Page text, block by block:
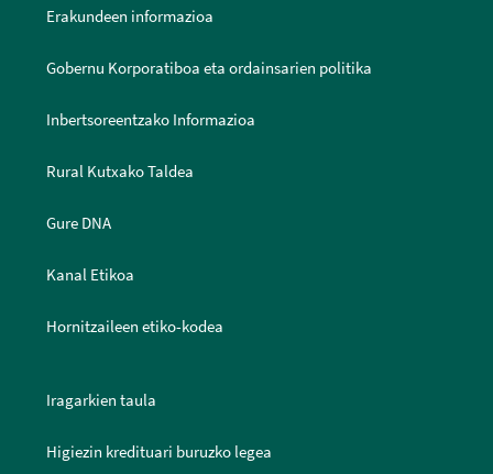
Erakundeen informazioa
Gobernu Korporatiboa eta ordainsarien politika
Inbertsoreentzako Informazioa
Rural Kutxako Taldea
Gure DNA
Kanal Etikoa
Hornitzaileen etiko-kodea
Iragarkien taula
Higiezin kredituari buruzko legea